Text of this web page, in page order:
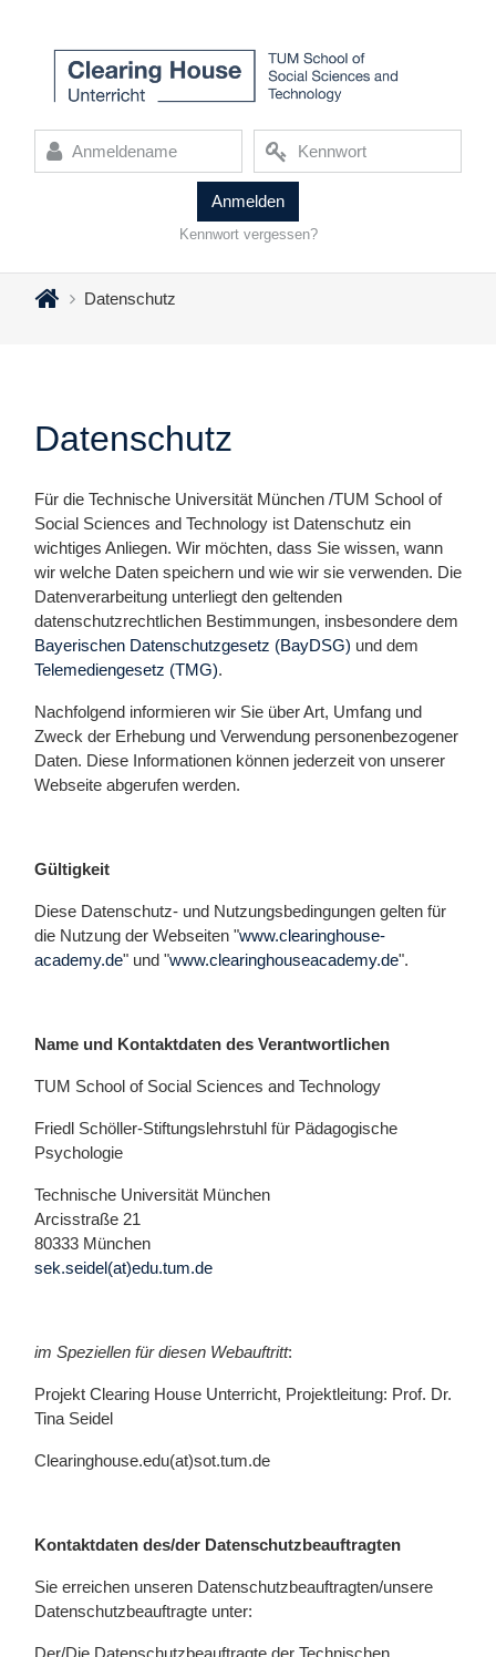
Anmeldename Kennwort
Kennwort vergessen?
Datenschutz
Datenschutz
Für die Technische Universität München /TUM School of
Social Sciences and Technology ist Datenschutz ein
wichtiges Anliegen. Wir möchten, dass Sie wissen, wann
wir welche Daten speichern und wie wir sie verwenden. Die
Datenverarbeitung unterliegt den geltenden
datenschutzrechtlichen Bestimmungen, insbesondere dem
Bayerischen Datenschutzgesetz (BayDSG) und dem
Telemediengesetz (TMG).
Nachfolgend informieren wir Sie über Art, Umfang und
Zweck der Erhebung und Verwendung personenbezogener
Daten. Diese Informationen können jederzeit von unserer
Webseite abgerufen werden.
Gültigkeit
Diese Datenschutz- und Nutzungsbedingungen gelten für
die Nutzung der Webseiten "www.clearinghouse-
academy.de" und "www.clearinghouseacademy.de".
Name und Kontaktdaten des Verantwortlichen
TUM School of Social Sciences and Technology
Friedl Schöller-Stiftungslehrstuhl für Pädagogische
Psychologie
Technische Universität München
Arcisstraße 21
80333 München
sek.seidel(at)edu.tum.de
im Speziellen für diesen Webauftritt:
Projekt Clearing House Unterricht, Projektleitung: Prof. Dr.
Tina Seidel
Clearinghouse.edu(at)sot.tum.de
Kontaktdaten des/der Datenschutzbeauftragten
Sie erreichen unseren Datenschutzbeauftragten/unsere
Datenschutzbeauftragte unter:
Der/Die Datenschutzbeauftragte der Technischen